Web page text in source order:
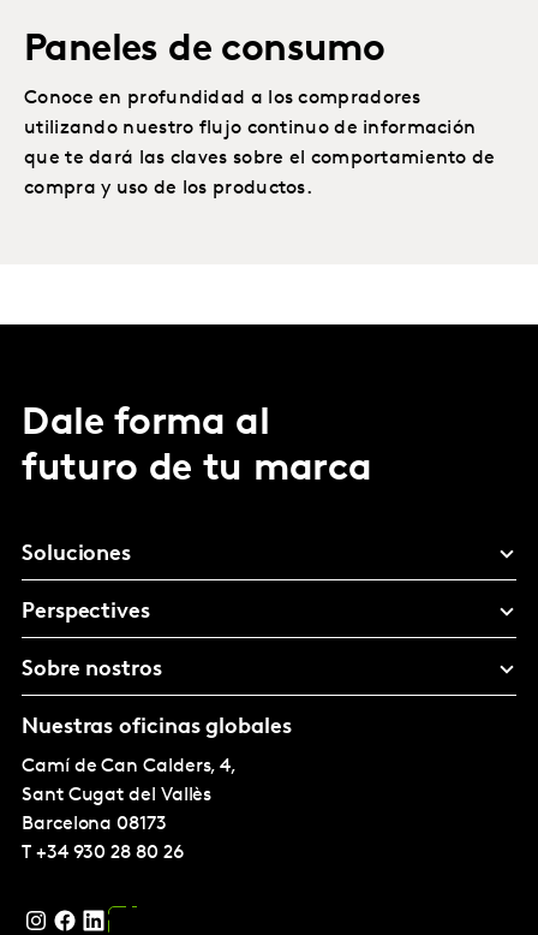
Paneles de consumo
Conoce en profundidad a los compradores
utilizando nuestro flujo continuo de información
que te dará las claves sobre el comportamiento de
compra y uso de los productos.
Dale forma al
futuro de tu marca
Soluciones
Perspectives
Sobre nostros
Nuestras oficinas globales
Camí de Can Calders, 4,
Sant Cugat del Vallès
Barcelona 08173
T +34 930 28 80 26